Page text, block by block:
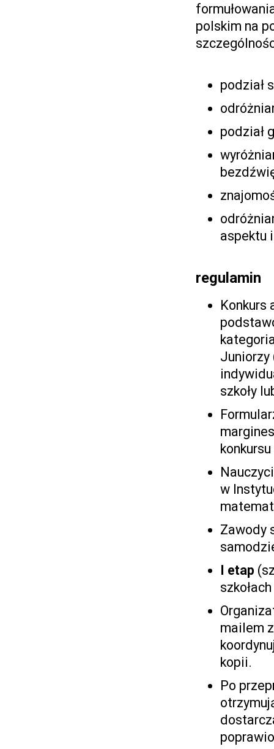
polskim na
podział
podział
aspektu
regulamin
Konkurs
Juniorzy
szkoły
w
Zawody
I etap
mailem
kopii.
Po